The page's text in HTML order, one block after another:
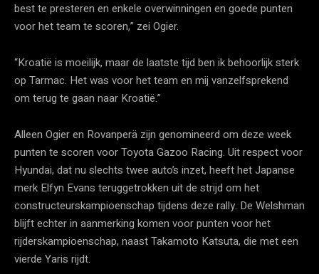
best te presteren en enkele overwinningen en goede punten
voor het team te scoren,” zei Ogier.
“Kroatië is moeilijk, maar de laatste tijd ben ik behoorlijk sterk
op Tarmac. Het was voor het team en mij vanzelfsprekend
om terug te gaan naar Kroatië.”
Alleen Ogier en Rovanperä zijn genomineerd om deze week
punten te scoren voor Toyota Gazoo Racing. Uit respect voor
Hyundai, dat nu slechts twee auto’s inzet, heeft het Japanse
merk Elfyn Evans teruggetrokken uit de strijd om het
constructeurskampioenschap tijdens deze rally. De Welshman
blijft echter in aanmerking komen voor punten voor het
rijderskampioenschap, naast Takamoto Katsuta, die met een
vierde Yaris rijdt.